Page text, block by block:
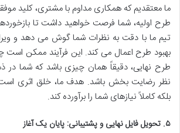
ما معتقدیم که همکاری مداوم با مشتری، کلید
طرح اولیه، شما فرصت خواهید داشت تا
تیم ما با دقت به نظرات شما گوش می دهد و
بهبود طرح اعمال می کند. این فرآیند ممکن است
طرح نهایی، دقیقاً همان چیزی باشد که شما در
نظر رضایت بخش باشد. هدف ما، خلق اثری است
بلکه کاملاً نیازهای شما را برآورده کند.
۵. تحویل فایل نهایی و پشتیبانی: پایان یک آغاز